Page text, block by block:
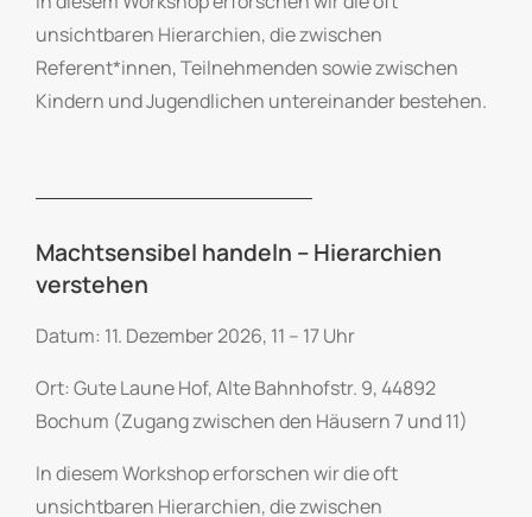
unsichtbaren Hierarchien, die zwischen
Referent*innen, Teilnehmenden sowie zwischen
Kindern und Jugendlichen untereinander bestehen.
Machtsensibel handeln – Hierarchien
verstehen
Datum: 11. Dezember 2026, 11 – 17 Uhr
Ort: Gute Laune Hof, Alte Bahnhofstr. 9, 44892
Bochum (Zugang zwischen den Häusern 7 und 11)
In diesem Workshop erforschen wir die oft
unsichtbaren Hierarchien, die zwischen